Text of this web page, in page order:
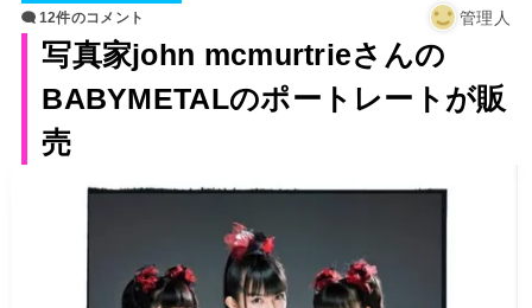
12件のコメント 管理人
写真家john mcmurtrieさんの
BABYMETALのポートレートが販
売